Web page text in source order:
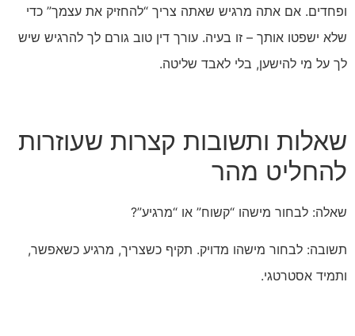
ופחדים. אם אתה מרגיש שאתה צריך “להחזיק את עצמך” כדי
שלא ישפטו אותך – זו בעיה. עורך דין טוב גורם לך להרגיש שיש
לך על מי להישען, בלי לאבד שליטה.
שאלות ותשובות קצרות שעוזרות
להחליט מהר
שאלה: לבחור מישהו “קשוח” או “מרגיע”?
תשובה: לבחור מישהו מדויק. תקיף כשצריך, מרגיע כשאפשר,
ותמיד אסטרטגי.